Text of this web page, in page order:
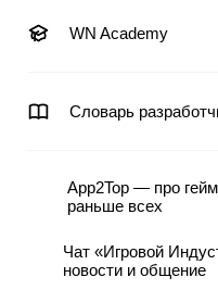
WN Academy
Словарь
App2Top — про
раньше всех
Чат «Игровой
новости и общение